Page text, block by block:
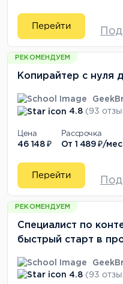
Перейти
РЕКОМЕНДУЕМ
Копирайтер с нуля
4.8 (93
Цена
46 148 ₽
Рассрочка
От 1 489 ₽/мес
Перейти
РЕКОМЕНДУЕМ
Специалист по
быстрый старт в
4.8 (93